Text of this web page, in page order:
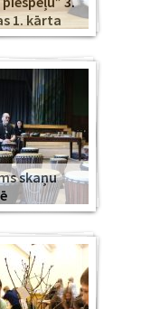
1. kārta
skaņu